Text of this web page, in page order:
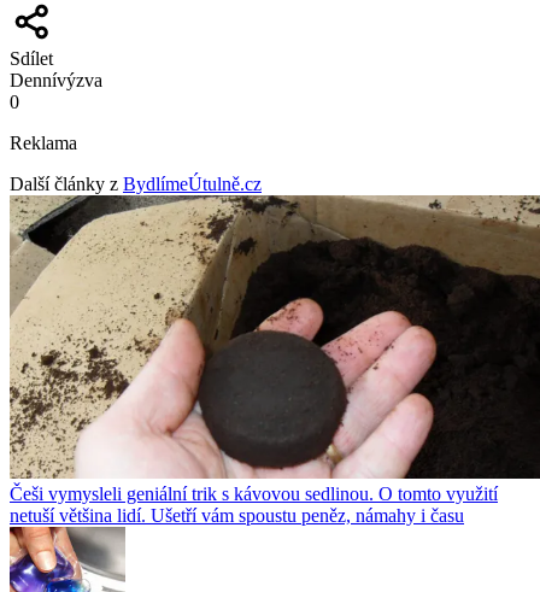
Sdílet
Dennívýzva
0
Reklama
Další články z BydlímeÚtulně.cz
Češi vymysleli geniální trik s kávovou sedlinou. O tomto využití
netuší většina lidí. Ušetří vám spoustu peněz, námahy i času